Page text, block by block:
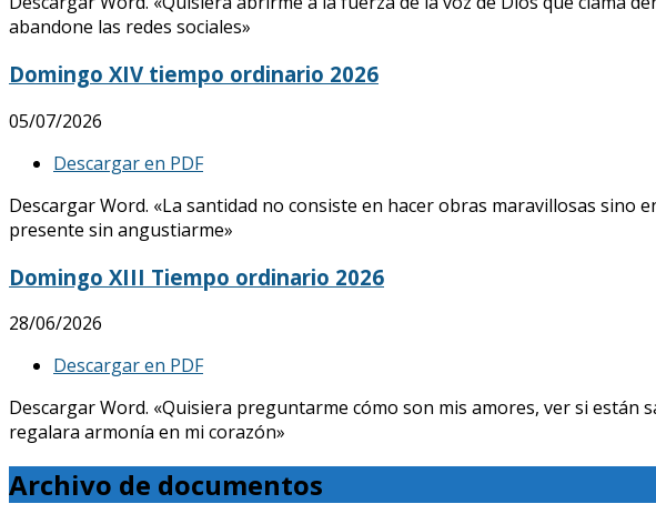
abandone las redes sociales»
Domingo XIV tiempo ordinario 2026
05/07/2026
Descargar en PDF
Descargar Word. «La santidad no consiste en hacer obras maravillosas sino
presente sin angustiarme»
Domingo XIII Tiempo ordinario 2026
28/06/2026
Descargar en PDF
Descargar Word. «Quisiera preguntarme cómo son mis amores, ver si están
regalara armonía en mi corazón»
Archivo de documentos